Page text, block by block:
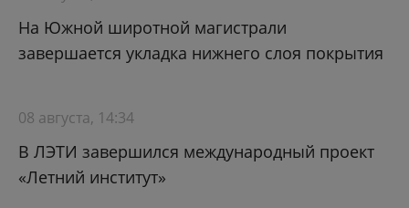
На Южной широтной магистрали
завершается укладка нижнего слоя покрытия
08 августа, 14:34
В ЛЭТИ завершился международный проект
«Летний институт»